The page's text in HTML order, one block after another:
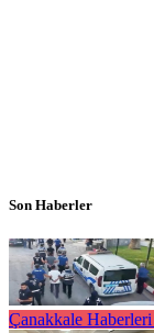
Son Haberler
Çanakkale Haberleri